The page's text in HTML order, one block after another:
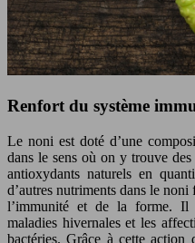
Renfort du système
Le noni est doté d’une
dans le sens où on y trouve
antioxydants naturels en
d’autres nutriments dans le
l’immunité et de la forme. Il
maladies hivernales et les
bactéries. Grâce à cette